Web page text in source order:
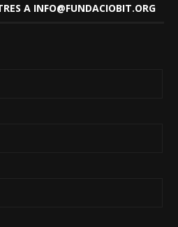
A INFO@FUNDACIOBIT.ORG